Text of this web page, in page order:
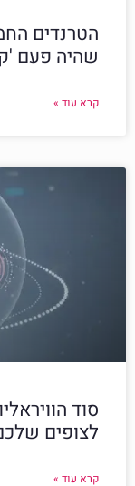
שהיה פעם
קרא עוד »
לצופים
קרא עוד »